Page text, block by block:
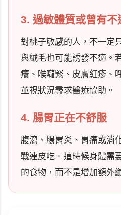
3. 過敏體質或曾有不
對桃子敏感的人，不一定
與絨毛也可能誘發不適。
癢、喉嚨緊、皮膚紅疹、
並視狀況尋求醫療協助。
4. 腸胃正在不舒服
腹瀉、腸胃炎、胃痛或消
戰連皮吃。這時候身體需
的食物，而不是增加額外